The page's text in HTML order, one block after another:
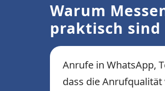
Warum
praktisch sind
Anrufe in WhatsApp,
dass die Anrufqualität